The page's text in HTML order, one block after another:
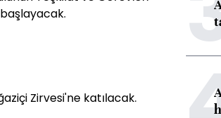
Zirvesi'ne katılacak.